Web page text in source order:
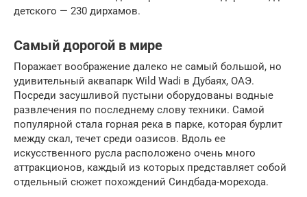
детского — 230 дирхамов.
Самый дорогой в мире
Поражает воображение далеко не самый большой, но
удивительный аквапарк Wild Wadi в Дубаях, ОАЭ.
Посреди засушливой пустыни оборудованы водные
развлечения по последнему слову техники. Самой
популярной стала горная река в парке, которая бурлит
между скал, течет среди оазисов. Вдоль ее
искусственного русла расположено очень много
аттракционов, каждый из которых представляет собой
отдельный сюжет похождений Синдбада-морехода.